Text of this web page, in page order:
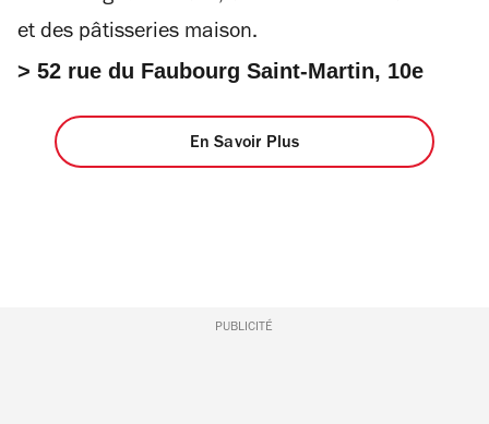
et des pâtisseries maison.
> 52 rue du Faubourg Saint-Martin, 10e
En Savoir Plus
PUBLICITÉ